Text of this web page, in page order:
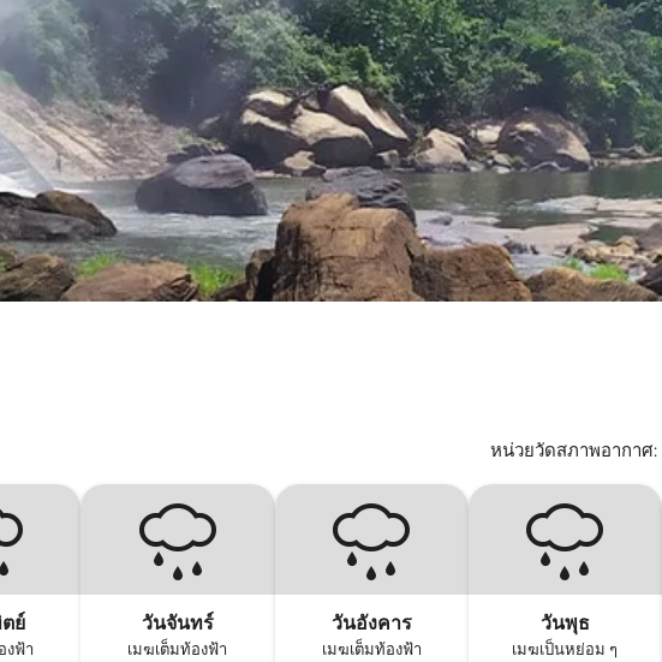
หน่วยวัดสภาพอากาศ:
ย์
งฟ้า
วันจันทร์
เมฆเต็มท้องฟ้า
วันอังคาร
เมฆเต็มท้องฟ้า
วันพุธ
เมฆเป็นหย่อม ๆ